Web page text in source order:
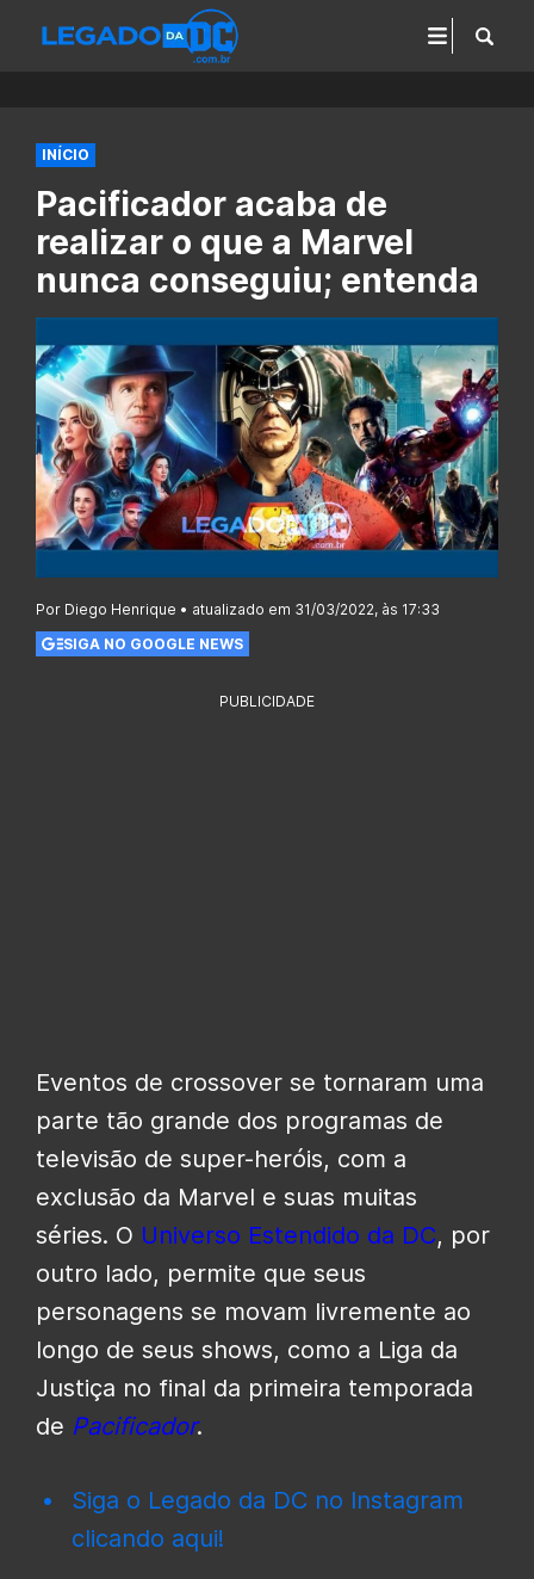
INÍCIO
Pacificador acaba de
realizar o que a Marvel
nunca conseguiu; entenda
Por Diego Henrique • atualizado em 31/03/2022, às 17:33
SIGA NO GOOGLE NEWS
PUBLICIDADE
Eventos de crossover se tornaram uma
parte tão grande dos programas de
televisão de super-heróis, com a
exclusão da Marvel e suas muitas
séries. O Universo Estendido da DC, por
outro lado, permite que seus
personagens se movam livremente ao
longo de seus shows, como a Liga da
Justiça no final da primeira temporada
de Pacificador.
Siga o Legado da DC no Instagram
clicando aqui!